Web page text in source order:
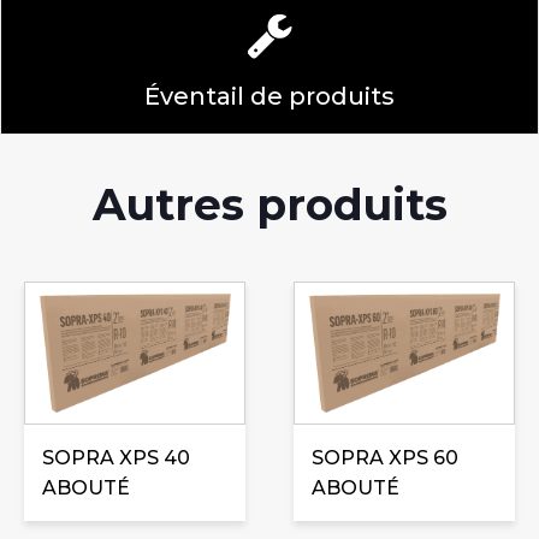
Éventail de produits
Autres produits
SOPRA XPS 40
ABOUTÉ
Ce
produit
plusieurs
variations.
Les
options
SOPRA XPS 60
ABOUTÉ
Ce
produit
plusieurs
variations.
Les
options